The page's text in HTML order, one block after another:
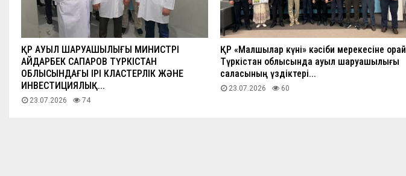
ҚР АУЫЛ ШАРУАШЫЛЫҒЫ МИНИСТРІ
АЙДАРБЕК САПАРОВ ТҮРКІСТАН
ОБЛЫСЫНДАҒЫ ІРІ КЛАСТЕРЛІК ЖӘНЕ
ИНВЕСТИЦИЯЛЫҚ...
23.07.2026 74
ҚР «Малшылар күні» кәсіби мерекесіне орай
Түркістан облысында ауыл шаруашылығы
саласының үздіктері...
23.07.2026 60